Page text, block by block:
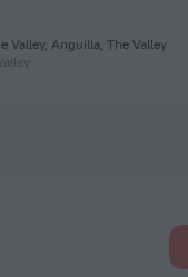
Valley, Anguilla, The Valley